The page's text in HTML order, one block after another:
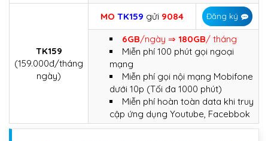
TK159
(159.000đ/tháng
ngày)
MO TK159 gửi 9084 Đăng ký
6GB/ngày ⇒ 180GB/ tháng
Miễn phí 100 phút gọi ngoại
mạng
Miễn phí gọi nội mạng Mobifone
dưới 10p (Tối đa 1000 phút)
Miễn phí hoàn toàn data khi truy
cập ứng dụng Youtube, Facebbok